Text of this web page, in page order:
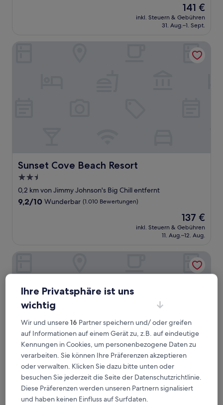
Der
Preis
beträgt
141 €
inkl. Steuern & Gebühren
31. Aug.–1. Sept.
Sunset Cove Beach Resort
Sunset Cove Beach Resort
2.5-
Sterne-
Unterkunft
0,2 km von Jimmy Johnson's Big Chill entfernt
9.2
9,2/10 Wunderbar (1.010 Bewertungen)
Der
Preis
beträgt
137 €
inkl. Steuern & Gebühren
11. Aug.–12. Aug.
Seafarer Key Largo
Seafarer Key Largo
2.0-
Sterne-
Rock Harbor, 2,7 km von Jimmy Johnson's Big Chill entfernt
Ihre Privatsphäre ist uns
wichtig
Wir und unsere16 Partner speichern und/ oder greifen
auf Informationen auf einem Gerät zu, z.B. auf eindeutige
Kennungen in Cookies, um personenbezogene Daten zu
verarbeiten. Sie können Ihre Präferenzen akzeptieren
oder verwalten. Klicken Sie dazu bitte unten oder
besuchen Sie jederzeit die Seite der Datenschutzrichtlinie.
Diese Präferenzen werden unseren Partnern signalisiert
und haben keinen Einfluss auf Surfdaten.